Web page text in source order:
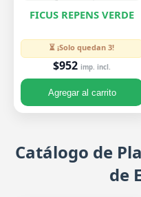
FICUS REPENS VERDE
⏳ ¡Solo quedan 3!
$952 imp. incl.
Agregar al carrito
Catálogo de
de